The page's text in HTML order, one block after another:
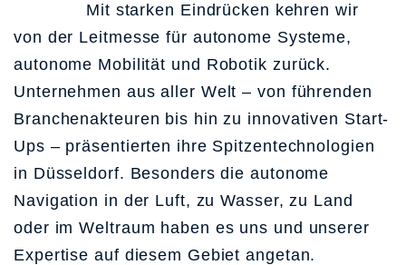
Mit starken Eindrücken kehren wir
von der Leitmesse für autonome Systeme,
autonome Mobilität und Robotik zurück.
Unternehmen aus aller Welt – von führenden
Branchenakteuren bis hin zu innovativen Start-
Ups – präsentierten ihre Spitzentechnologien
in Düsseldorf. Besonders die autonome
Navigation in der Luft, zu Wasser, zu Land
oder im Weltraum haben es uns und unserer
Expertise auf diesem Gebiet angetan.